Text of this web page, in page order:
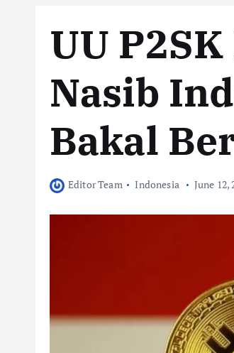
UU
Nasib
Bakal
Editor Team Indonesia June 12,